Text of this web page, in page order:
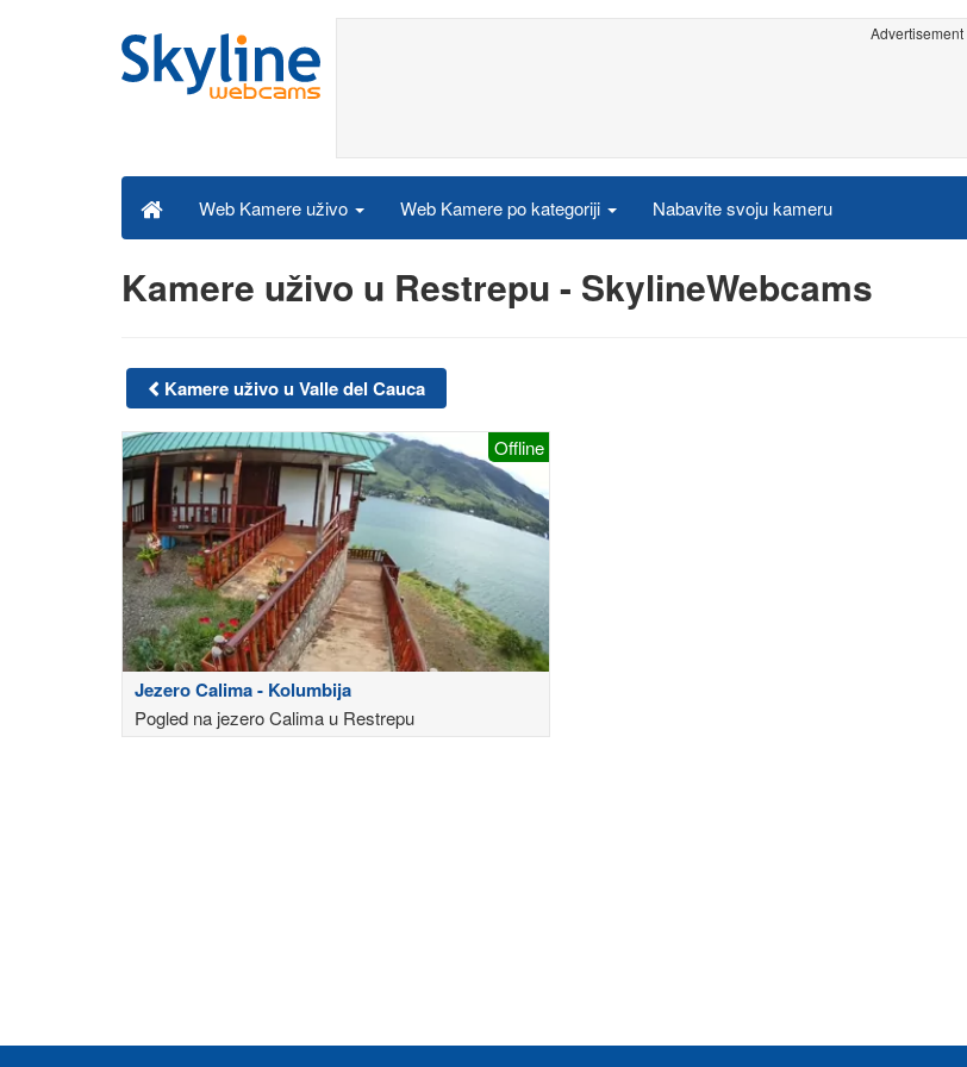
Advertisement
Web Kamere uživo Web Kamere po kategoriji Nabavite svoju kameru
Kamere uživo u Restrepu - SkylineWebcams
Kamere uživo u Valle del Cauca
Offline
Jezero Calima - Kolumbija
Pogled na jezero Calima u Restrepu